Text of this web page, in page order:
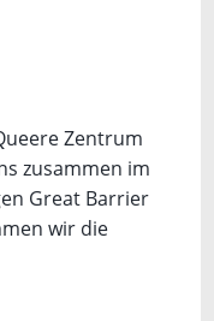
Zentrum
zusammen im
Great Barrier
wir die